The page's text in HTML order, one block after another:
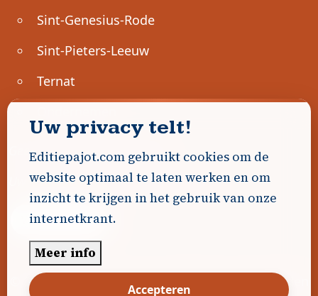
Sint-Genesius-Rode
Sint-Pieters-Leeuw
Ternat
Geen advertenties gevonden.
Uw advertentie hier? Contacteer ons!
Word Partner!
© 2026 Editiepajot.com
Algemene voorwaarden
Uw privacy telt!
Editiepajot.com gebruikt cookies om de
website optimaal te laten werken en om
inzicht te krijgen in het gebruik van onze
internetkrant.
Meer info
Accepteren